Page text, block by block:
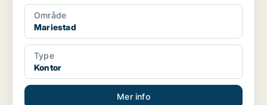
Område
Mariestad
Type
Kontor
Mer info